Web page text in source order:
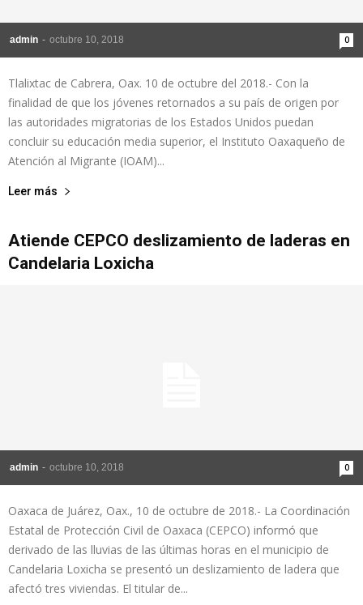
admin - octubre 10, 2018 0
Tlalixtac de Cabrera, Oax. 10 de octubre del 2018.- Con la
finalidad de que los jóvenes retornados a su país de origen por
las autoridades migratorias de los Estados Unidos puedan
concluir su educación media superior, el Instituto Oaxaqueño de
Atención al Migrante (IOAM)...
Leer más
Atiende CEPCO deslizamiento de laderas en
Candelaria Loxicha
admin - octubre 10, 2018 0
Oaxaca de Juárez, Oax., 10 de octubre de 2018.- La Coordinación
Estatal de Protección Civil de Oaxaca (CEPCO) informó que
derivado de las lluvias de las últimas horas en el municipio de
Candelaria Loxicha se presentó un deslizamiento de ladera que
afectó tres viviendas. El titular de...